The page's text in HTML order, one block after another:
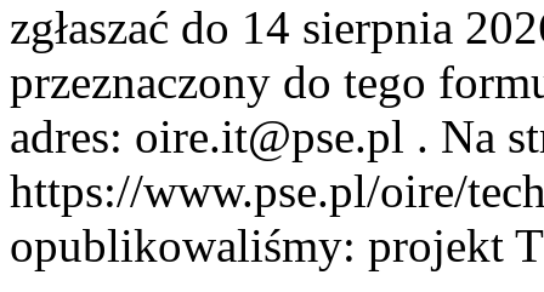
zgłaszać do 14 sierpnia
przeznaczony do tego
adres: oire.it@pse.pl . Na
https://www.pse.pl/oire/
opublikowaliśmy: projekt